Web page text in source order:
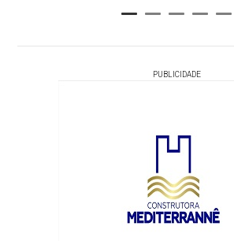
PUBLICIDADE